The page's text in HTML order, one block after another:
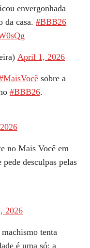
envergonhada
da casa. #BBB26
April 1, 2026
sobre a
#BBB26.
no Mais Você em
desculpas pelas
2026
tenta
é uma só: a